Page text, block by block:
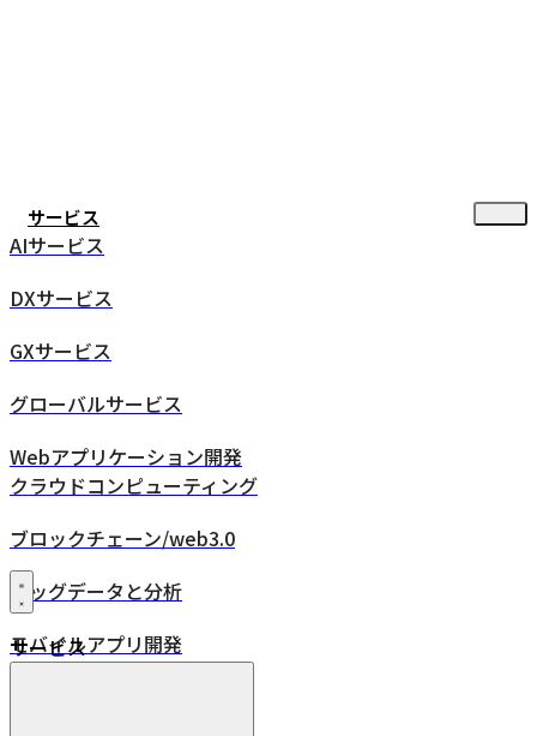
サービス
AIサービス
DXサービス
GXサービス
グローバルサービス
Webアプリケーション開発
クラウドコンピューティング
ブロックチェーン/web3.0
ビッグデータと分析
モバイルアプリ開発
サービス